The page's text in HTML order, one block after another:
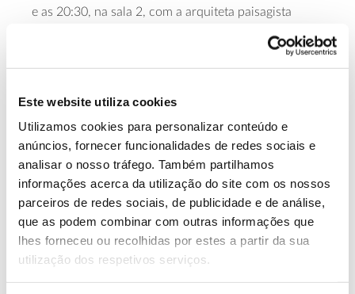
Este website utiliza cookies
Utilizamos cookies para personalizar conteúdo e
anúncios, fornecer funcionalidades de redes sociais e
analisar o nosso tráfego. Também partilhamos
informações acerca da utilização do site com os nossos
parceiros de redes sociais, de publicidade e de análise,
que as podem combinar com outras informações que
lhes forneceu ou recolhidas por estes a partir da sua
utilização dos respetivos serviços.
e as 20:30, na sala 2, com a arquiteta paisagista
cultura e sociedade, e as várias dimensões que se
interligam na sua construção, desde a artística à
Saiba mais
13.07.2026
Genoma do priolo e de outras espécies em risco:
conhecer para conservar